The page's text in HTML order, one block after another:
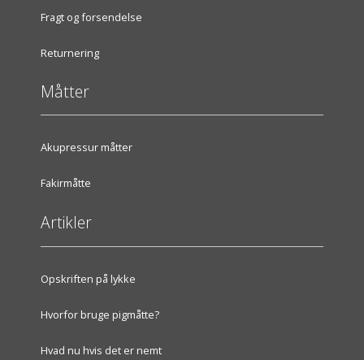
Fragt og forsendelse
Returnering
Måtter
Akupressur måtter
Fakirmåtte
Artikler
Opskriften på lykke
Hvorfor bruge pigmåtte?
Hvad nu hvis det er nemt